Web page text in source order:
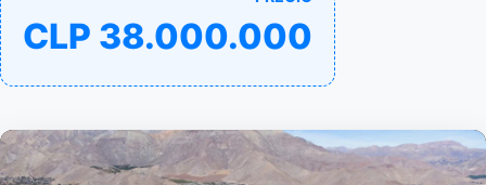
CLP 38.000.000